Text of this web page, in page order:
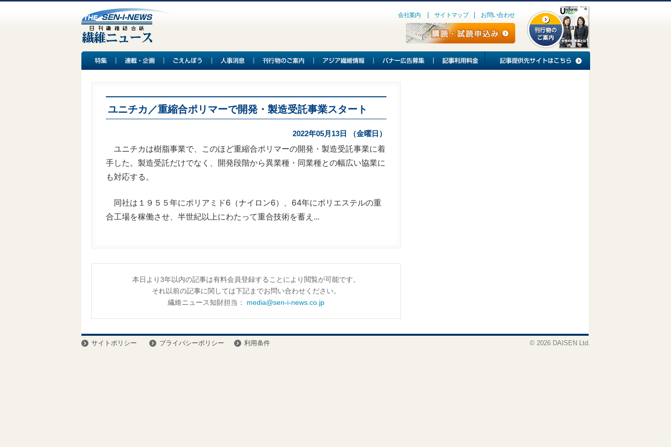
会社案内 サイトマップ お問い合わせ
ユニチカ／重縮合ポリマーで開発・製造受託事業スタート
2022年05月13日 （金曜日）
ユニチカは樹脂事業で、このほど重縮合ポリマーの開発・製造受託事業に着
手した。製造受託だけでなく、開発段階から異業種・同業種との幅広い協業に
も対応する。
同社は１９５５年にポリアミド6（ナイロン6）、64年にポリエステルの重
合工場を稼働させ、半世紀以上にわたって重合技術を蓄え...
本日より3年以内の記事は有料会員登録することにより閲覧が可能です。
それ以前の記事に関しては下記までお問い合わせください。
繊維ニュース知財担当： media@sen-i-news.co.jp
サイトポリシー プライバシーポリシー 利用条件 © 2026 DAISEN Ltd.